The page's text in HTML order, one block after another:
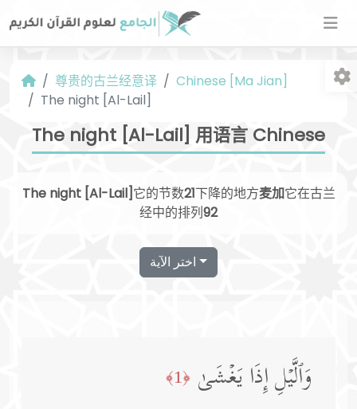
尊贵的古兰经意译
Chinese [Ma Jian]
The night [Al-Lail]
The night [Al-Lail] 用语言 Chinese
The night [Al-Lail]它的节数21下降的地方麦加它在古兰
经中的排列92
اختر الآية
وَٱلَّیۡلِ إِذَا یَغۡشَىٰ ﴿1﴾